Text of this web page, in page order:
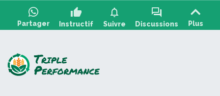
Partager
thumb_up
Instructif
notifications
Suivre
forum
Discussions Plus